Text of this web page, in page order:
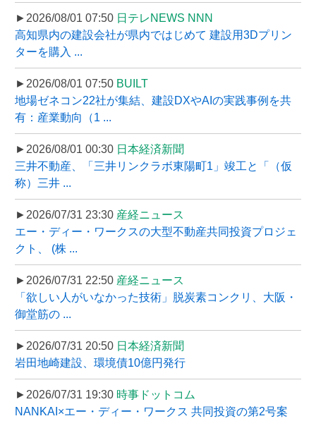
►2026/08/01 07:50 日テレNEWS NNN
高知県内の建設会社が県内ではじめて 建設用3Dプリン
ターを購入 ...
►2026/08/01 07:50 BUILT
地場ゼネコン22社が集結、建設DXやAIの実践事例を共
有：産業動向（1 ...
►2026/08/01 00:30 日本経済新聞
三井不動産、「三井リンクラボ東陽町1」竣工と「（仮
称）三井 ...
►2026/07/31 23:30 産経ニュース
エー・ディー・ワークスの大型不動産共同投資プロジェ
クト、 (株 ...
►2026/07/31 22:50 産経ニュース
「欲しい人がいなかった技術」脱炭素コンクリ、大阪・
御堂筋の ...
►2026/07/31 20:50 日本経済新聞
岩田地崎建設、環境債10億円発行
►2026/07/31 19:30 時事ドットコム
NANKAI×エー・ディー・ワークス 共同投資の第2号案